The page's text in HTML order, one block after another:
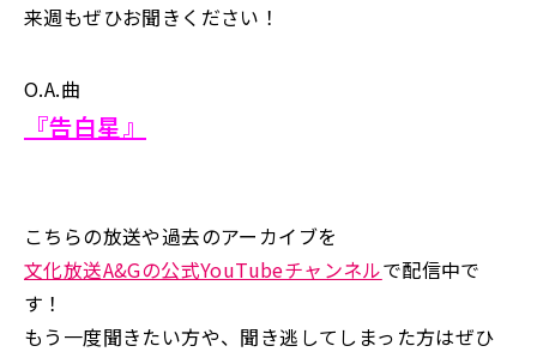
来週もぜひお聞きください！
O.A.曲
『告白星』
こちらの放送や過去のアーカイブを
文化放送A&Gの公式YouTubeチャンネルで配信中で
す！
もう一度聞きたい方や、聞き逃してしまった方はぜひ